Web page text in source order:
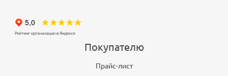
Покупателю
Прайс-лист